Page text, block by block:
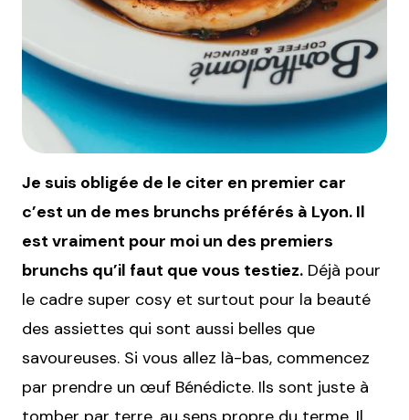
Je suis obligée de le citer en premier car
c’est un de mes brunchs préférés à Lyon. Il
est vraiment pour moi un des premiers
brunchs qu’il faut que vous testiez. Déjà pour
le cadre super cosy et surtout pour la beauté
des assiettes qui sont aussi belles que
savoureuses. Si vous allez là-bas, commencez
par prendre un œuf Bénédicte. Ils sont juste à